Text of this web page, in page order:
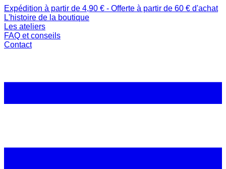
Expédition à partir de 4,90 € - Offerte à partir de 60 € d'achat
L'histoire de la boutique
Les ateliers
FAQ et conseils
Contact